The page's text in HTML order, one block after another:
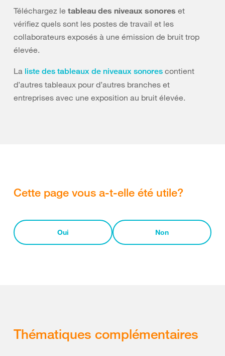
Téléchargez le tableau des niveaux sonores et
vérifiez quels sont les postes de travail et les
collaborateurs exposés à une émission de bruit trop
élevée.
La liste des tableaux de niveaux sonores contient
d’autres tableaux pour d’autres branches et
entreprises avec une exposition au bruit élevée.
Cette page vous a-t-elle été utile?
Oui Non
Thématiques complémentaires